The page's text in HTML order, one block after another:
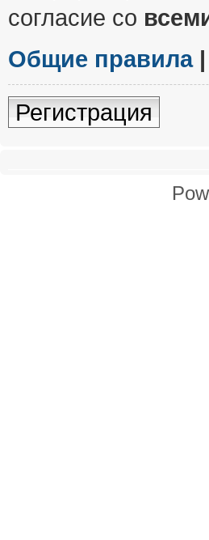
согласие со
Общие правила|
Регистрация